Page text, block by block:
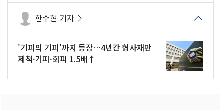
한수현 기자
'기피의 기피'까지 등장…4년간 형사재판
제척·기피·회피 1.5배↑